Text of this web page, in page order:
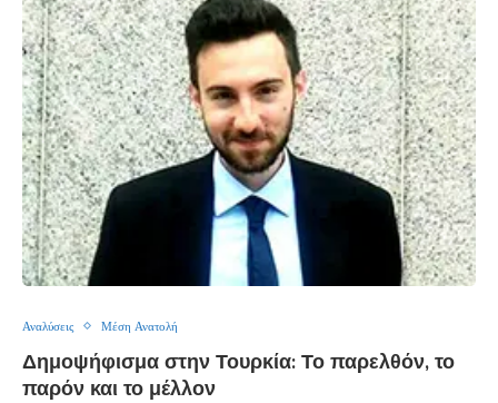
Αναλύσεις Μέση Ανατολή
Δημοψήφισμα στην Τουρκία: Το παρελθόν, το
παρόν και το μέλλον